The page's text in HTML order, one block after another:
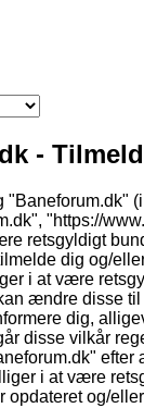
-
"Baneforum.dk"
"https://
retsgyldigt
dig og/
i at være
ændre disse
dig,
disse vilkår
i at være
opdateret og/